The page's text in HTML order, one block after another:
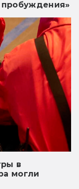
в
могли